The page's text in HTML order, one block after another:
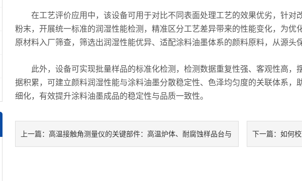
在工艺评价应用中，该设备可用于对比不同表面处理工艺的效果优劣，针对
粉末，开展统一标准的润湿性能检测，精准区分工艺差异带来的性能变化，为优
原材料入厂筛查，筛选出润湿性能优异、适配涂料油墨体系的颜料原料，从源头
此外，设备可实现批量样品的标准化检测，检测数据重复性强、客观性高，
据积累，可建立颜料润湿性能与涂料油墨分散稳定性、色泽均匀度的关联体系，
细化，有效提升涂料油墨成品的稳定性与品质一致性。
上一篇： 高温接触角测量仪的关键部件：高温炉体、耐腐蚀样品台与 下一篇：如何